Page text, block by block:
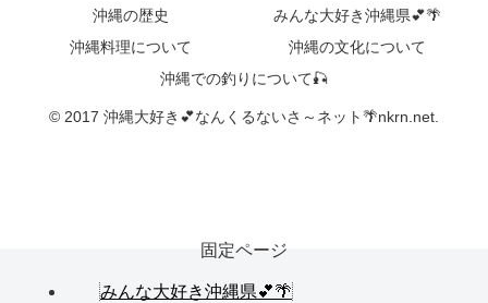
沖縄の歴史
みんな大好き沖縄県💕🌴
沖縄料理について
沖縄の文化について
沖縄での釣りについて🎣
© 2017 沖縄大好き💕なんくるないさ～ネット🌴nkrn.net.
固定ページ
みんな大好き沖縄県💕🌴